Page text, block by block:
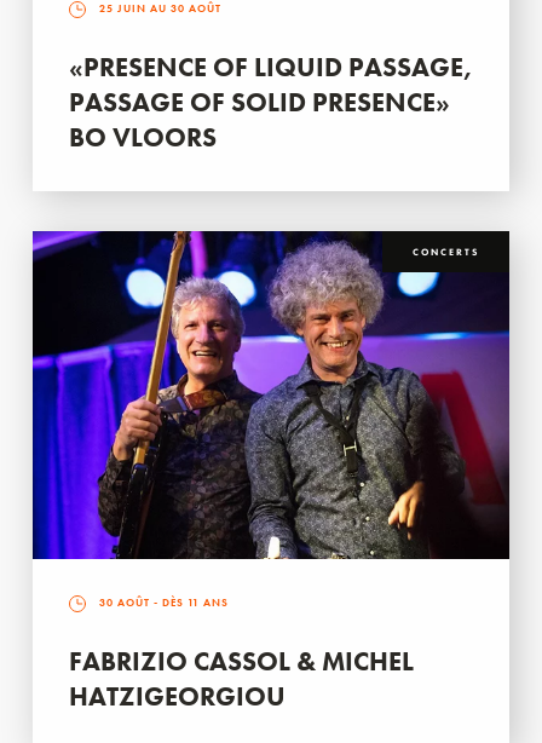
25 JUIN AU 30 AOÛT
«PRESENCE OF LIQUID PASSAGE,
PASSAGE OF SOLID PRESENCE»
BO VLOORS
CONCERTS
30 AOÛT - DÈS 11 ANS
FABRIZIO CASSOL & MICHEL
HATZIGEORGIOU